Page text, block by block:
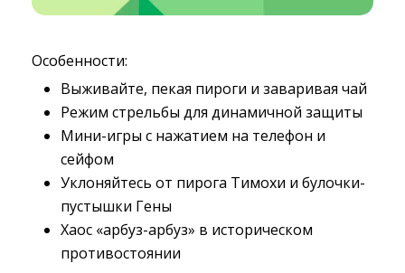
Особенности:
Выживайте, пекая пироги и заваривая чай
Режим стрельбы для динамичной защиты
Мини-игры с нажатием на телефон и
сейфом
Уклоняйтесь от пирога Тимохи и булочки-
пустышки Гены
Хаос «арбуз-арбуз» в историческом
противостоянии